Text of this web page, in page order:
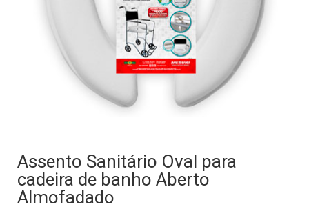
Assento Sanitário Oval para
cadeira de banho Aberto
Almofadado